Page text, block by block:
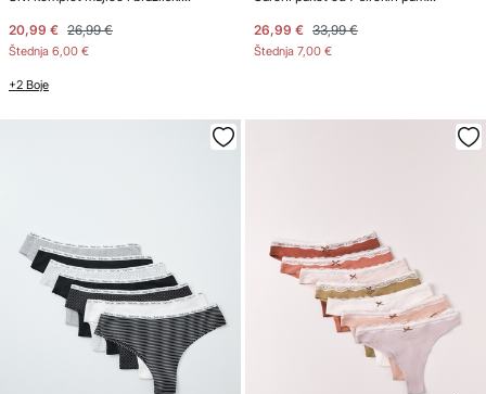
20,99 € 26,99 €
Štednja 6,00 €
+2 Boje
26,99 € 33,99 €
Štednja 7,00 €